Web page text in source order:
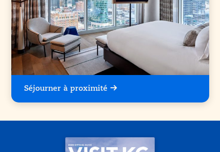
Séjourner à proximité